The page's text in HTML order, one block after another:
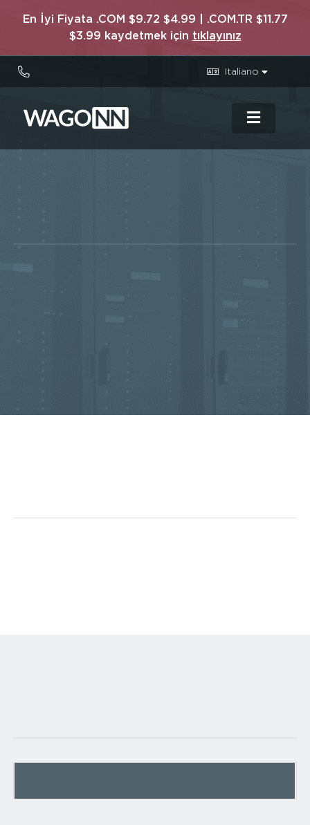
En İyi Fiyata .COM $9.72 $4.99 | .COM.TR $11.77
$3.99 kaydetmek için tıklayınız
Italiano